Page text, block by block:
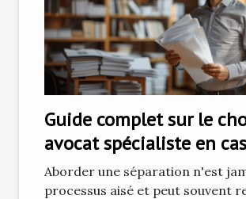
Guide complet sur le
avocat spécialiste en
séparation
Aborder une séparation n'est
processus aisé et peut souvent